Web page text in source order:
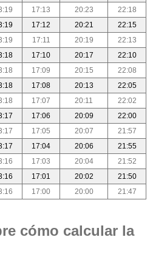
17:13 20:23
22:18
17:12 20:21
22:15
17:11 20:19
22:13
17:10 20:17
22:10
17:09 20:15
22:08
17:08 20:13
22:05
17:07 20:11
22:02
17:06 20:09
22:00
17:05 20:07
21:57
17:04 20:06
21:55
17:03 20:04
21:52
17:01 20:02
21:50
17:00 20:00 21:47
cómo calcular la